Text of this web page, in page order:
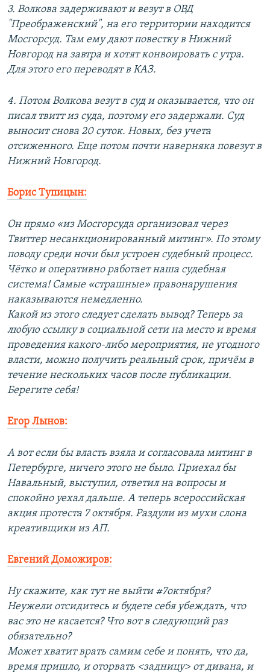
3. Волкова задерживают и везут в ОВД
"Преображенский", на его территории находится
Мосгорсуд. Там ему дают повестку в Нижний
Новгород на завтра и хотят конвоировать с утра.
Для этого его переводят в КАЗ.
4. Потом Волкова везут в суд и оказывается, что он
писал твитт из суда, поэтому его задержали. Суд
выносит снова 20 суток. Новых, без учета
отсиженного. Еще потом почти наверняка повезут в
Нижний Новгород.
Борис Тупицын:
Он прямо «из Мосгорсуда организовал через
Твиттер несанкционированный митинг». По этому
поводу среди ночи был устроен судебный процесс.
Чётко и оперативно работает наша судебная
система! Самые «страшные» правонарушения
наказываются немедленно.
Какой из этого следует сделать вывод? Теперь за
любую ссылку в социальной сети на место и время
проведения какого-либо мероприятия, не угодного
власти, можно получить реальный срок, причём в
течение нескольких часов после публикации.
Берегите себя!
Егор Лынов:
А вот если бы власть взяла и согласовала митинг в
Петербурге, ничего этого не было. Приехал бы
Навальный, выступил, ответил на вопросы и
спокойно уехал дальше. А теперь всероссийская
акция протеста 7 октября. Раздули из мухи слона
креативщики из АП.
Евгений Доможиров:
Ну скажите, как тут не выйти #7октября?
Неужели отсидитесь и будете себя убеждать, что
вас это не касается? Что вот в следующий раз
обязательно?
Может хватит врать самим себе и понять, что да,
время пришло, и оторвать <задницу> от дивана, и